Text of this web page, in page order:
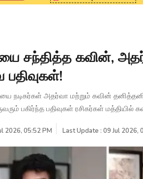
சந்தித்த கவின்,
பதிவுகள்!
நடிகர்கள் அதர்வா மற்றும் கவின்
பகிர்ந்த பதிவுகள் ரசிகர்கள்
2026, 05:52 PM Last Update : 09 Jul 2026,